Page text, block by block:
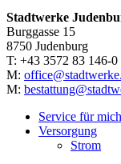
Stadtwerke
Burggasse 15
8750 Judenburg
T: +43 3572 83 146-0
M:
M:
Service für mich
Versorgung
Strom